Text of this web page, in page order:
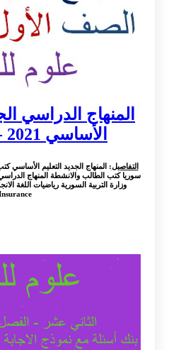
المنهاج الدراسي
الأساسي 2021 - 2020 سوريا
التفاصيل: المنهاج الجديد التعليم الأساسي
سوريا كتب الطالب والانشطة المنهاج
وزارة التربية السورية رياضيات اللغة
...